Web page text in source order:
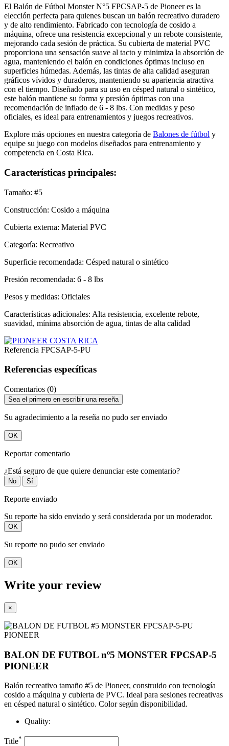
El Balón de Fútbol Monster N°5 FPCSAP-5 de Pioneer es la
elección perfecta para quienes buscan un balón recreativo duradero
y de alto rendimiento. Fabricado con tecnología de cosido a
máquina, ofrece una resistencia excepcional y un rebote consistente,
mejorando cada sesión de práctica.​ Su cubierta de material PVC
proporciona una sensación suave al tacto y minimiza la absorción de
agua, manteniendo el balón en condiciones óptimas incluso en
superficies húmedas. Además, las tintas de alta calidad aseguran
gráficos vívidos y duraderos, manteniendo su apariencia atractiva
con el tiempo.​ Diseñado para su uso en césped natural o sintético,
este balón mantiene su forma y presión óptimas con una
recomendación de inflado de 6 - 8 lbs. Con medidas y peso
oficiales, es ideal para entrenamientos y juegos recreativos.​
Explore más opciones en nuestra categoría de Balones de fútbol y
equipe su juego con modelos diseñados para entrenamiento y
competencia en Costa Rica.
Características principales:
Tamaño: #5
Construcción: Cosido a máquina
Cubierta externa: Material PVC
Categoría: Recreativo
Superficie recomendada: Césped natural o sintético
Presión recomendada: 6 - 8 lbs
Pesos y medidas: Oficiales
Características adicionales: Alta resistencia, excelente rebote,
suavidad, mínima absorción de agua, tintas de alta calidad​
Referencia FPCSAP-5-PU
Referencias específicas
Comentarios (0)
Sea el primero en escribir una reseña
Su agradecimiento a la reseña no pudo ser enviado
OK
Reportar comentario
¿Está seguro de que quiere denunciar este comentario?
No Sí
Reporte enviado
Su reporte ha sido enviado y será considerada por un moderador.
OK
Su reporte no pudo ser enviado
OK
Write your review
×
BALON DE FUTBOL nº5 MONSTER FPCSAP-5
PIONEER
Balón recreativo tamaño #5 de Pioneer, construido con tecnología
cosido a máquina y cubierta de PVC. Ideal para sesiones recreativas
en césped natural o sintético.​ Color según disponibilidad.
Quality:
Title*